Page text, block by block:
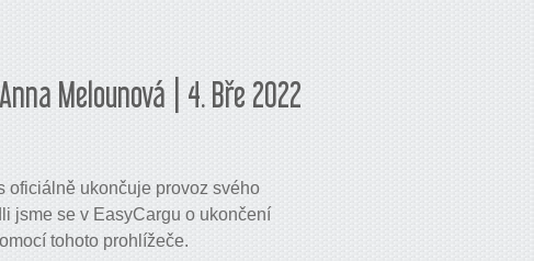
Anna Melounová | 4. Bře 2022
oficiálně ukončuje provoz svého
jsme se v EasyCargu o ukončení
tohoto prohlížeče.